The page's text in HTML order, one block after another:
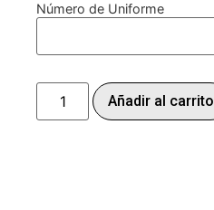
Número de Uniforme
Añadir al carrito